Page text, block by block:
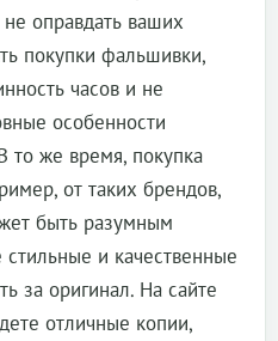
оправдать ваших
покупки фальшивки,
часов и не
особенности
то же время, покупка
от таких брендов,
быть разумным
и качественные
за оригинал. На сайте
отличные копии,